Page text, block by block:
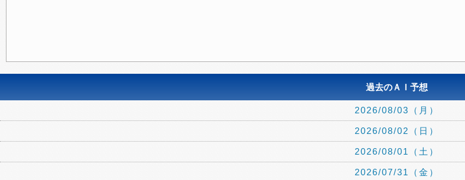
過去のＡＩ予想
2026/08/03（月）
2026/08/02（日）
2026/08/01（土）
2026/07/31（金）